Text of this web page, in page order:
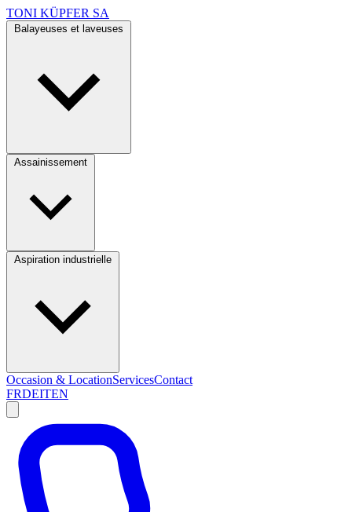
TONI KÜPFER SA
Occasion & LocationServicesContact
FRDEITEN